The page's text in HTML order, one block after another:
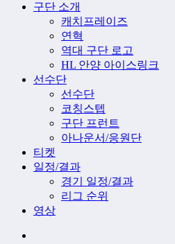
구단 소개
캐치프레이즈
연혁
역대 구단 로고
HL 안양 아이스링크
선수단
선수단
코칭스텝
구단 프런트
아나운서/응원단
티켓
일정/결과
경기 일정/결과
리그 순위
영상